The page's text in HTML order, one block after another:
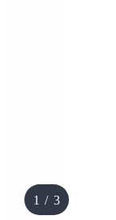
1 / 3